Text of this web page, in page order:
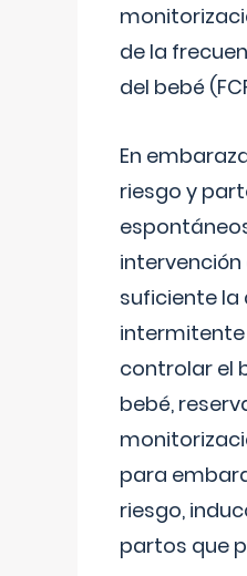
de la
del bebé
En
riesgo y
intervención
suficiente
controlar el
bebé,
para
riesgo,
partos que